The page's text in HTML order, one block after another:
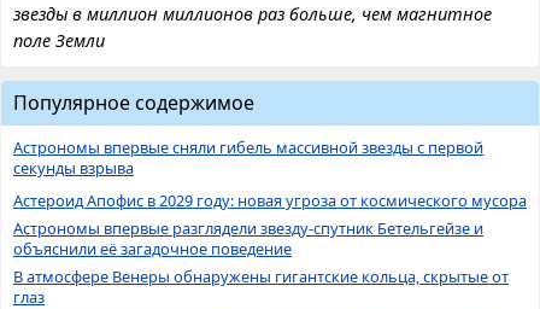
звезды в миллион миллионов раз больше, чем магнитное
поле Земли
Популярное содержимое
Астрономы впервые сняли гибель массивной звезды с первой
секунды взрыва
Астероид Апофис в 2029 году: новая угроза от космического мусора
Астрономы впервые разглядели звезду-спутник Бетельгейзе и
объяснили её загадочное поведение
В атмосфере Венеры обнаружены гигантские кольца, скрытые от
глаз